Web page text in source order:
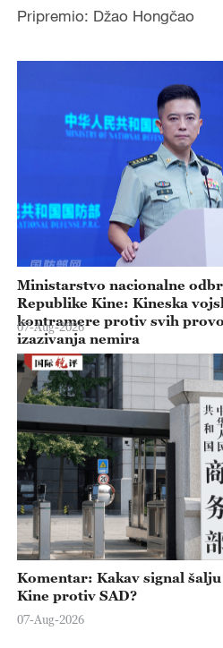
Pripremio: Džao Hongčao
Ministarstvo nacionalne
Republike Kine: Kineska
kontramere protiv svih
izazivanja nemira
07-Aug-2026
Komentar: Kakav signal
Kine protiv SAD?
07-Aug-2026